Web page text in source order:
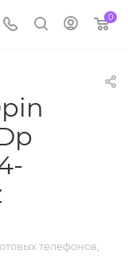
0
телефонов,